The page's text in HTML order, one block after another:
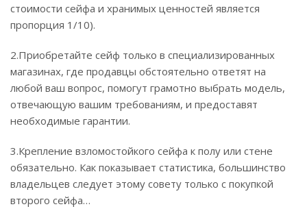
стоимости сейфа и хранимых ценностей является
пропорция 1/10).
2.Приобретайте сейф только в специализированных
магазинах, где продавцы обстоятельно ответят на
любой ваш вопрос, помогут грамотно выбрать модель,
отвечающую вашим требованиям, и предоставят
необходимые гарантии.
3.Крепление взломостойкого сейфа к полу или стене
обязательно. Как показывает статистика, большинство
владельцев следует этому совету только с покупкой
второго сейфа…